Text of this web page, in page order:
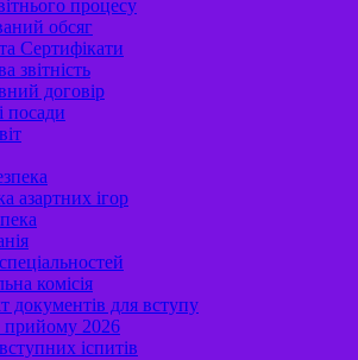
процесу
обсяг
Сертифікати
звітність
договір
посади
азартних ігор
комісія
документів для вступу
прийому 2026
іспитів